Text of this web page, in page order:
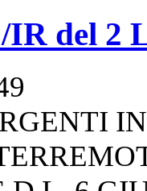
IR del 2